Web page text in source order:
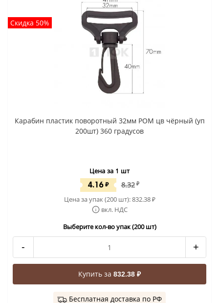
Скидка 50%
Карабин пластик поворотный 32мм POM цв чёрный (уп
200шт) 360 градусов
Цена за 1 шт
4.16 ₽ 8.32 ₽
Цена за упак (200 шт):832.38₽
вкл. НДС
Выберите кол-во упак (200 шт)
- +
Купить за 832.38 ₽
Бесплатная доставка по РФ